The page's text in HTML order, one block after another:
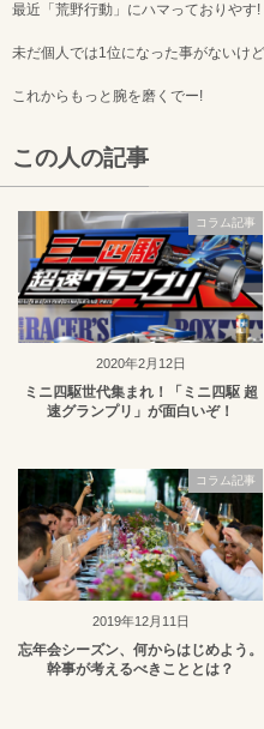
最近「荒野行動」にハマっておりやす!
未だ個人では1位になった事がないけ
これからもっと腕を磨くでー!
この人の記事
2020年2月12日
コラム記事
ミニ四駆世代集まれ！「ミニ四駆 超
速グランプリ」が面白いぞ！
2019年12月11日
コラム記事
忘年会シーズン、何からはじめよう。
幹事が考えるべきこととは？